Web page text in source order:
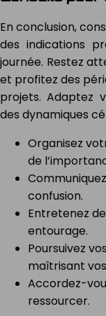
En conclusion,
des indications
journée. Restez
et profitez des
projets. Adaptez
des dynamiques
Organisez
de
confusion.
Entretenez
entourage.
Poursuivez
maîtrisant
Accordez-
ressourcer.